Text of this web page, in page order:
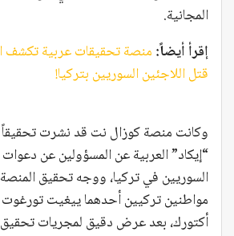
المجانية.
إقرأ أيضاً: منصة تحقيقات عربية تكشف
قتل اللاجئين السوريين بتركيا!
وكانت منصة كوزال نت قد نشرت
“إيكاد” العربية عن المسؤولين عن
السوريين في تركيا، ووجه تحقيق المنصة
مواطنين تركيين أحدهما ييغيت تورغوت
أكتورك، بعد عرض دقيق لمجريات